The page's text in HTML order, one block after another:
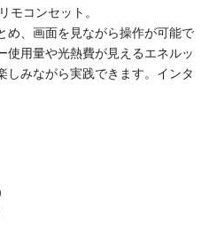
モコンセット。
め、画面を見ながら操作が可能で
使用量や光熱費が見えるエネルッ
みながら実践できます。 インタ